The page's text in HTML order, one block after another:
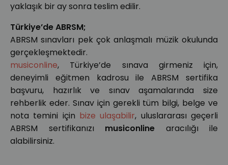
yaklaşık bir ay sonra teslim edilir.
Türkiye’de ABRSM;
ABRSM sınavları pek çok anlaşmalı müzik okulunda
gerçekleşmektedir.
musiconline, Türkiye’de sınava girmeniz için,
deneyimli eğitmen kadrosu ile ABRSM sertifika
başvuru, hazırlık ve sınav aşamalarında size
rehberlik eder. Sınav için gerekli tüm bilgi, belge ve
nota temini için bize ulaşabilir, uluslararası geçerli
ABRSM sertifikanızı musiconline aracılığı ile
alabilirsiniz.